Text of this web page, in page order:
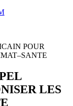
POUR
LES